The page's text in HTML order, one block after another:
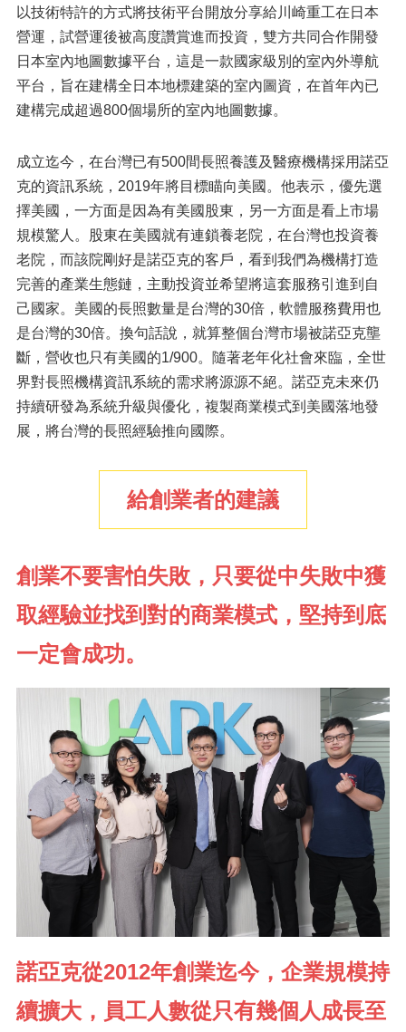
以技術特許的方式將技術平台開放分享給川崎重工在日本
營運，試營運後被高度讚賞進而投資，雙方共同合作開發
日本室內地圖數據平台，這是一款國家級別的室內外導航
平台，旨在建構全日本地標建築的室內圖資，在首年內已
建構完成超過800個場所的室內地圖數據。
成立迄今，在台灣已有500間長照養護及醫療機構採用諾亞
克的資訊系統，2019年將目標瞄向美國。他表示，優先選
擇美國，一方面是因為有美國股東，另一方面是看上市場
規模驚人。股東在美國就有連鎖養老院，在台灣也投資養
老院，而該院剛好是諾亞克的客戶，看到我們為機構打造
完善的產業生態鏈，主動投資並希望將這套服務引進到自
己國家。美國的長照數量是台灣的30倍，軟體服務費用也
是台灣的30倍。換句話說，就算整個台灣市場被諾亞克壟
斷，營收也只有美國的1/900。隨著老年化社會來臨，全世
界對長照機構資訊系統的需求將源源不絕。諾亞克未來仍
持續研發為系統升級與優化，複製商業模式到美國落地發
展，將台灣的長照經驗推向國際。
給創業者的建議
創業不要害怕失敗，只要從中失敗中獲
取經驗並找到對的商業模式，堅持到底
一定會成功。
諾亞克從2012年創業迄今，企業規模持
續擴大，員工人數從只有幾個人成長至